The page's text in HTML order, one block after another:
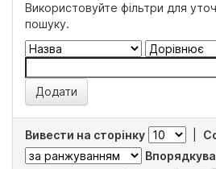
Використовуйте фільтри для
пошуку.
Вивести на сторінку